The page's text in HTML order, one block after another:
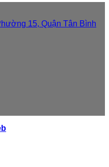
15, Quận Tân Bình